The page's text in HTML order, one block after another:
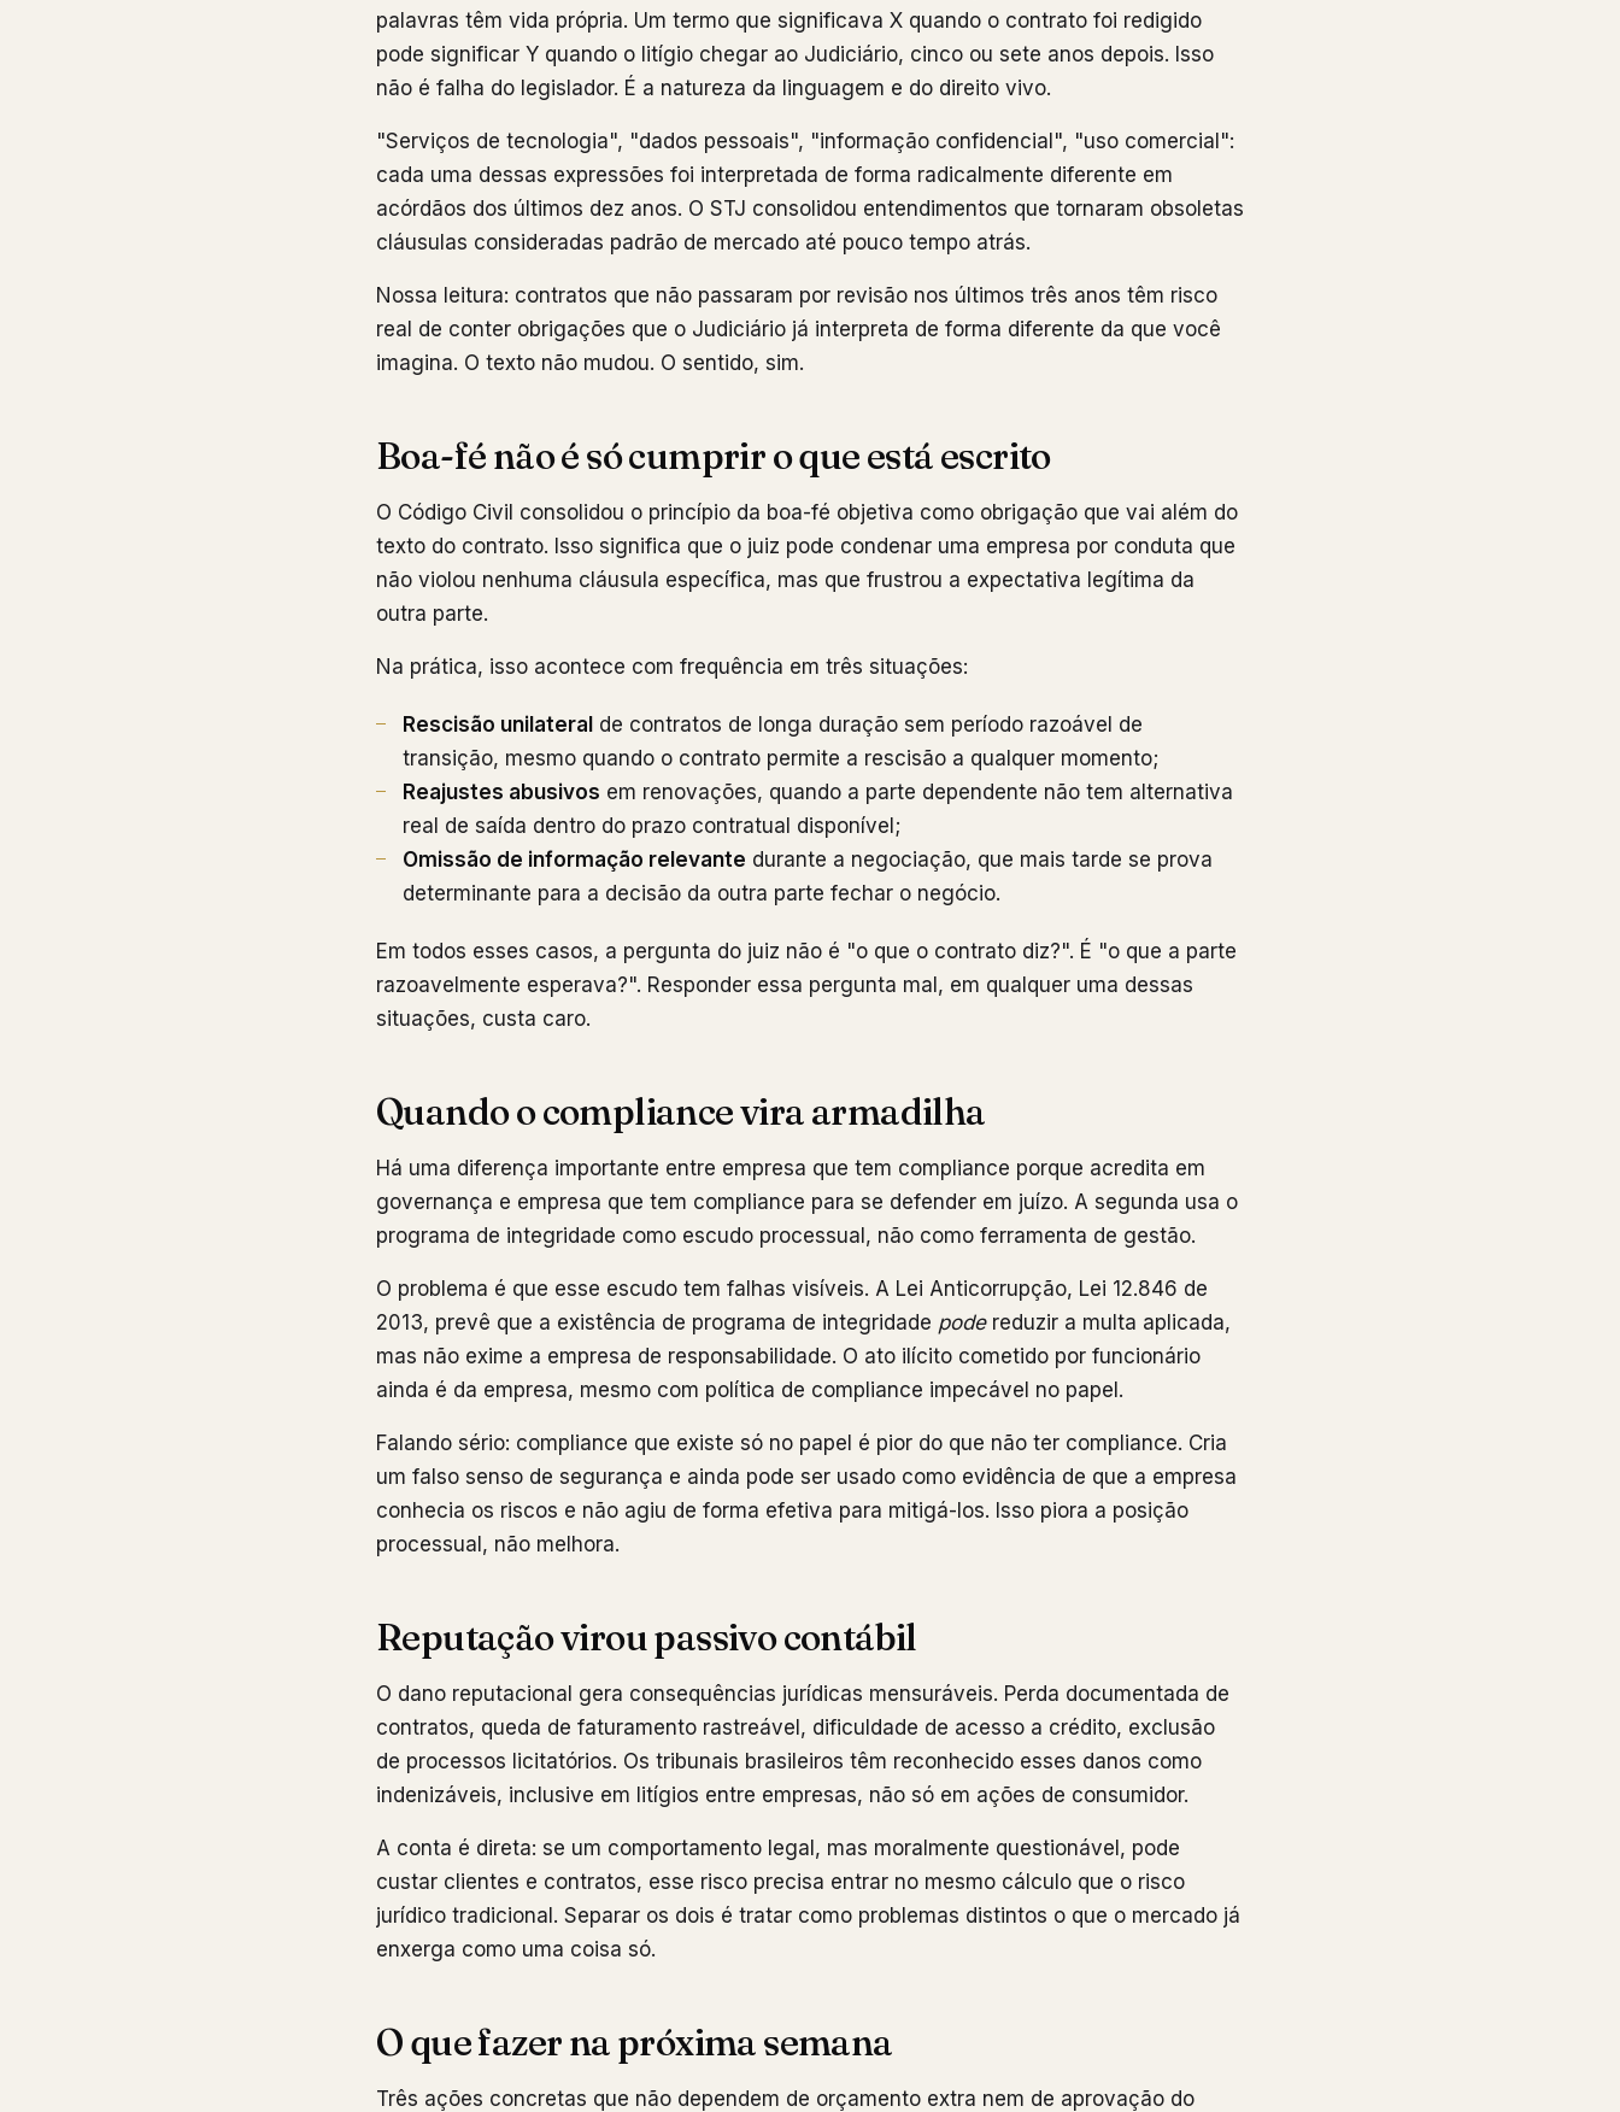
palavras têm vida própria. Um termo que significava X quando o contrato foi redigido
pode significar Y quando o litígio chegar ao Judiciário, cinco ou sete anos depois. Isso
não é falha do legislador. É a natureza da linguagem e do direito vivo.
"Serviços de tecnologia", "dados pessoais", "informação confidencial", "uso comercial":
cada uma dessas expressões foi interpretada de forma radicalmente diferente em
acórdãos dos últimos dez anos. O STJ consolidou entendimentos que tornaram obsoletas
cláusulas consideradas padrão de mercado até pouco tempo atrás.
Nossa leitura: contratos que não passaram por revisão nos últimos três anos têm risco
real de conter obrigações que o Judiciário já interpreta de forma diferente da que você
imagina. O texto não mudou. O sentido, sim.
Boa-fé não é só cumprir o que está escrito
O Código Civil consolidou o princípio da boa-fé objetiva como obrigação que vai além do
texto do contrato. Isso significa que o juiz pode condenar uma empresa por conduta que
não violou nenhuma cláusula específica, mas que frustrou a expectativa legítima da
outra parte.
Na prática, isso acontece com frequência em três situações:
Rescisão unilateral de contratos de longa duração sem período razoável de
transição, mesmo quando o contrato permite a rescisão a qualquer momento;
Reajustes abusivos em renovações, quando a parte dependente não tem alternativa
real de saída dentro do prazo contratual disponível;
Omissão de informação relevante durante a negociação, que mais tarde se prova
determinante para a decisão da outra parte fechar o negócio.
Em todos esses casos, a pergunta do juiz não é "o que o contrato diz?". É "o que a parte
razoavelmente esperava?". Responder essa pergunta mal, em qualquer uma dessas
situações, custa caro.
Quando o compliance vira armadilha
Há uma diferença importante entre empresa que tem compliance porque acredita em
governança e empresa que tem compliance para se defender em juízo. A segunda usa o
programa de integridade como escudo processual, não como ferramenta de gestão.
O problema é que esse escudo tem falhas visíveis. A Lei Anticorrupção, Lei 12.846 de
2013, prevê que a existência de programa de integridade podereduzir a multa aplicada,
mas não exime a empresa de responsabilidade. O ato ilícito cometido por funcionário
ainda é da empresa, mesmo com política de compliance impecável no papel.
Falando sério: compliance que existe só no papel é pior do que não ter compliance. Cria
um falso senso de segurança e ainda pode ser usado como evidência de que a empresa
conhecia os riscos e não agiu de forma efetiva para mitigá-los. Isso piora a posição
processual, não melhora.
Reputação virou passivo contábil
O dano reputacional gera consequências jurídicas mensuráveis. Perda documentada de
contratos, queda de faturamento rastreável, dificuldade de acesso a crédito, exclusão
de processos licitatórios. Os tribunais brasileiros têm reconhecido esses danos como
indenizáveis, inclusive em litígios entre empresas, não só em ações de consumidor.
A conta é direta: se um comportamento legal, mas moralmente questionável, pode
custar clientes e contratos, esse risco precisa entrar no mesmo cálculo que o risco
jurídico tradicional. Separar os dois é tratar como problemas distintos o que o mercado já
enxerga como uma coisa só.
O que fazer na próxima semana
Três ações concretas que não dependem de orçamento extra nem de aprovação do